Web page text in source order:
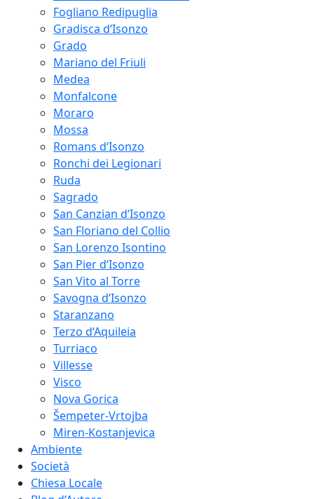
Fogliano Redipuglia
Gradisca d‘Isonzo
Grado
Mariano del Friuli
Medea
Monfalcone
Moraro
Mossa
Romans d‘Isonzo
Ronchi dei Legionari
Ruda
Sagrado
San Canzian d‘Isonzo
San Floriano del Collio
San Lorenzo Isontino
San Pier d‘Isonzo
San Vito al Torre
Savogna d‘Isonzo
Staranzano
Terzo d‘Aquileia
Turriaco
Villesse
Visco
Nova Gorica
Šempeter-Vrtojba
Miren-Kostanjevica
Ambiente
Società
Chiesa Locale